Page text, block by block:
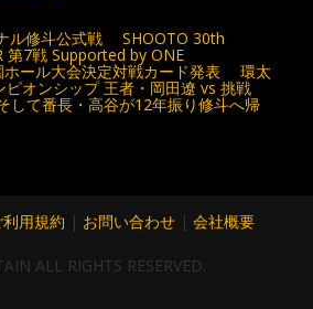
ル修斗公式戦 SHOOTO 30th
第7戦 Supported by ONE
ホール大会決定対戦カード発表 環太
オンシップ 王者・岡田遼 vs 挑戦
して番長・高谷が12年振り修斗へ帰
利用規約 | お問い合わせ | 会社概要
ALL RIGHTS RESERVED.